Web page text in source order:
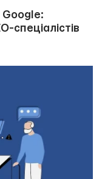
Google:
спеціалістів